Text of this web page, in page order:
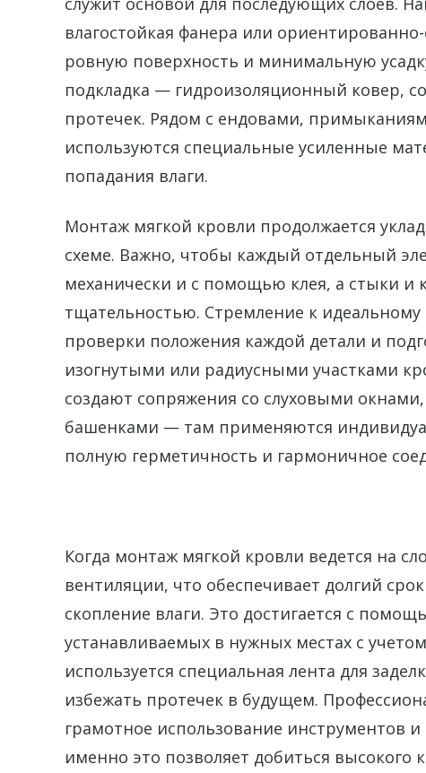
влагостойкая фанера или
ровную поверхность и минимальную
подкладка — гидроизоляционный ковер,
протечек. Рядом с ендовами,
используются специальные усиленные
попадания влаги.
Монтаж мягкой кровли продолжается
схеме. Важно, чтобы каждый отдельный
механически и с помощью клея, а стыки и
тщательностью. Стремление к
проверки положения каждой детали и
изогнутыми или радиусными участками
создают сопряжения со слуховыми
башенками — там применяются
полную герметичность и гармоничное
Когда монтаж мягкой кровли ведется на
вентиляции, что обеспечивает долгий
скопление влаги. Это достигается с
устанавливаемых в нужных местах с
используется специальная лента для
избежать протечек в будущем.
грамотное использование инструментов
именно это позволяет добиться высокого